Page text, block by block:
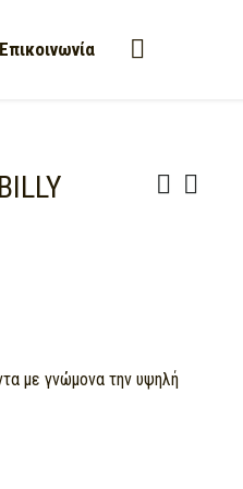
Επικοινωνία
με γνώμονα την υψηλή